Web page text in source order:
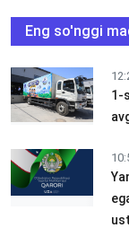
Eng so'nggi
1-